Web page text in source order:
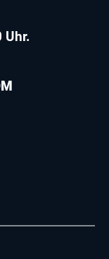
Uhr.